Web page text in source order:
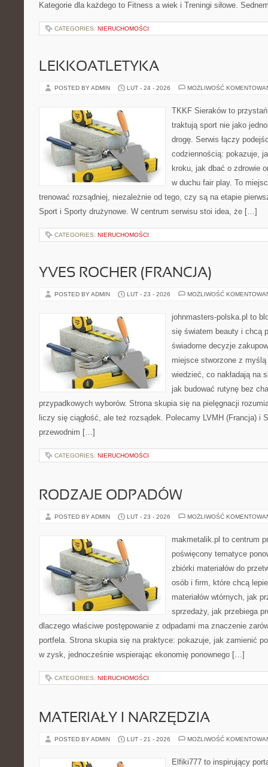
Kategorie dla każdego to Fitness a wiek i Treningi siłowe.
CATEGORIES: NIERUCHOMOŚCI
LEKKOATLETYKA
POSTED BY ADMIN LUT - 24 - 2026 MOŻLIWOŚĆ
TKKF Sieraków to
traktują sport nie jako
drogę. Serwis łączy
codziennością: pokazuje,
kroku, jak dbać o zdrowie
w duchu fair play. To
trenować rozsądniej, niezależnie od tego, czy są na etapie
Sport i Sporty drużynowe. W centrum serwisu stoi idea, że […]
CATEGORIES: NIERUCHOMOŚCI
YVES ROCHER (FRANCJA)
POSTED BY ADMIN LUT - 23 - 2026 MOŻLIWOŚĆ
johnmasters-polska.pl to
się światem beauty i chcą
świadome decyzje
miejsce stworzone z
wiedzieć, co nakładają na
jak budować rutynę bez
przypadkowych wyborów. Strona skupia się na pielęgnacji
liczy się ciągłość, ale też rozsądek. Polecamy LVMH (Francja) i
przewodnim […]
CATEGORIES: NIERUCHOMOŚCI
RODZAJE ODPADÓW
POSTED BY ADMIN LUT - 23 - 2026 MOŻLIWOŚĆ
makmetalik.pl to centrum
poświęcony tematyce
zbiórki materiałów do
osób i firm, które chcą
materiałów wtórnych, jak
sprzedaży, jak przebiega
dlaczego właściwe postępowanie z odpadami ma znaczenie
portfela. Strona skupia się na praktyce: pokazuje, jak zamienić
w zysk, jednocześnie wspierając ekonomię ponownego […]
CATEGORIES: NIERUCHOMOŚCI
MATERIAŁY I NARZĘDZIA
POSTED BY ADMIN LUT - 21 - 2026 MOŻLIWOŚĆ
Elfiki777 to inspirujący